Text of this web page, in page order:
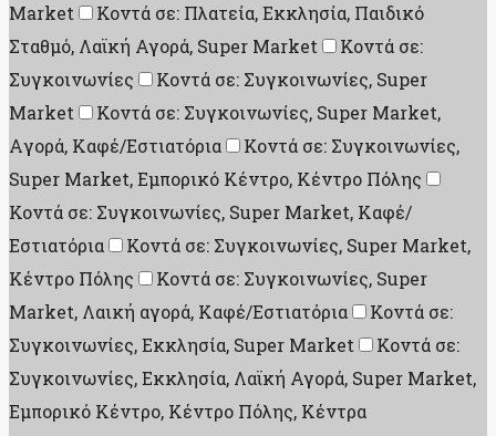
Market
Κοντά σε: Πλατεία, Εκκλησία, Παιδικό
Σταθμό, Λαϊκή Αγορά, Super Market
Κοντά σε:
Συγκοινωνίες
Κοντά σε: Συγκοινωνίες, Super
Market
Κοντά σε: Συγκοινωνίες, Super Market,
Aγορά, Καφέ/Εστιατόρια
Κοντά σε: Συγκοινωνίες,
Super Market, Εμπορικό Κέντρο, Κέντρο Πόλης
Κοντά σε: Συγκοινωνίες, Super Market, Καφέ/
Εστιατόρια
Κοντά σε: Συγκοινωνίες, Super Market,
Κέντρο Πόλης
Κοντά σε: Συγκοινωνίες, Super
Market, Λαική αγορά, Καφέ/Εστιατόρια
Κοντά σε:
Συγκοινωνίες, Εκκλησία, Super Market
Κοντά σε:
Συγκοινωνίες, Εκκλησία, Λαϊκή Αγορά, Super Market,
Εμπορικό Κέντρο, Κέντρο Πόλης, Κέντρα